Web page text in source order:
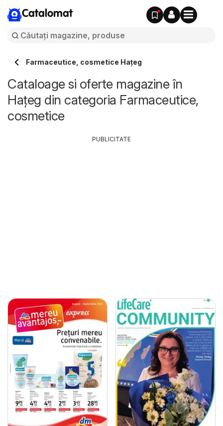
Catalomat
Farmaceutice, cosmetice Haţeg
Cataloage si oferte magazine în
Haţeg din categoria Farmaceutice,
cosmetice
PUBLICITATE